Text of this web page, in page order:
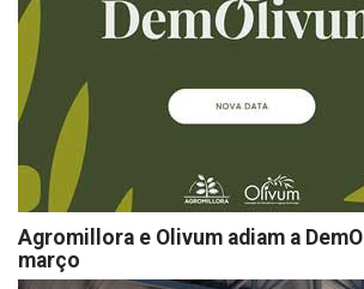
Agromillora e Olivum adiam a
março